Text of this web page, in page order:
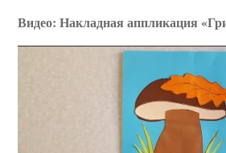
Видео: Накладная аппликация